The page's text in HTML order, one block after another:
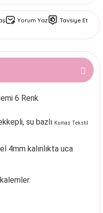
Yorum Yaz
Tavsiye Et
6 Renk
su bazlı Kumaş Tekstil
4mm kalınlıkta uca